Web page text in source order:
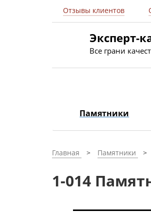
Отзывы клиентов
Эксперт-
Все грани
Памятники
Главная Памятники
1-014